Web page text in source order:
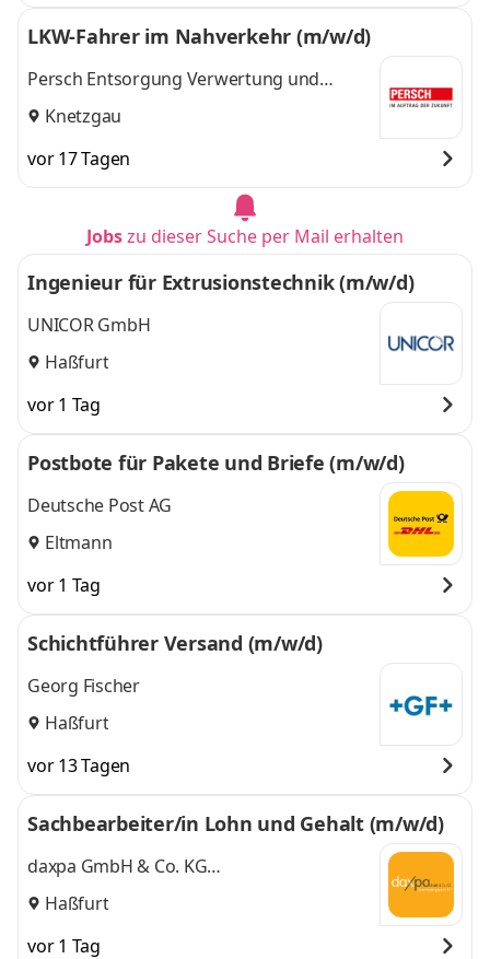
LKW-Fahrer im Nahverkehr (m/w/d)
Persch Entsorgung Verwertung und
Transporte GmbH & Co.KG
Knetzgau
vor 17 Tagen
Jobszu dieser Suche per Mail erhalten
Ingenieur für Extrusionstechnik (m/w/d)
UNICOR GmbH
Haßfurt
vor 1 Tag
Postbote für Pakete und Briefe (m/w/d)
Deutsche Post AG
Eltmann
vor 1 Tag
Schichtführer Versand (m/w/d)
Georg Fischer
Haßfurt
vor 13 Tagen
Sachbearbeiter/in Lohn und Gehalt (m/w/d)
daxpa GmbH & Co. KG
Steuerberatungsgesellschaft
Haßfurt
vor 1 Tag